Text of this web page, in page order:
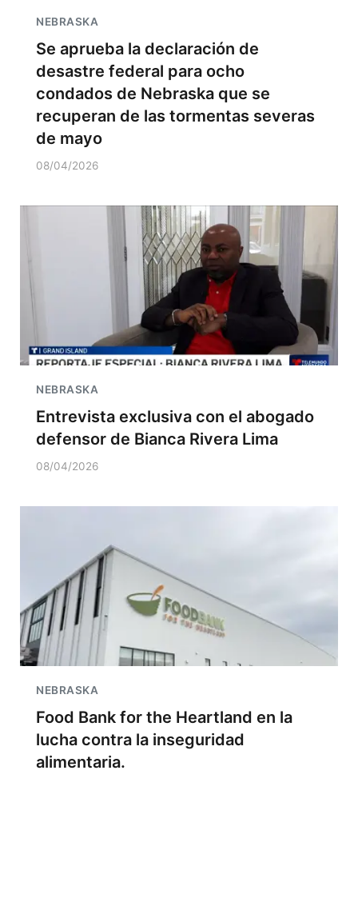
NEBRASKA
Se aprueba la declaración de
desastre federal para ocho
condados de Nebraska que se
recuperan de las tormentas severas
de mayo
08/04/2026
NEBRASKA
Entrevista exclusiva con el abogado
defensor de Bianca Rivera Lima
08/04/2026
NEBRASKA
Food Bank for the Heartland en la
lucha contra la inseguridad
alimentaria.